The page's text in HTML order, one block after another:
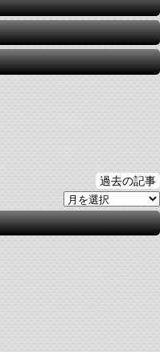
過去の記事